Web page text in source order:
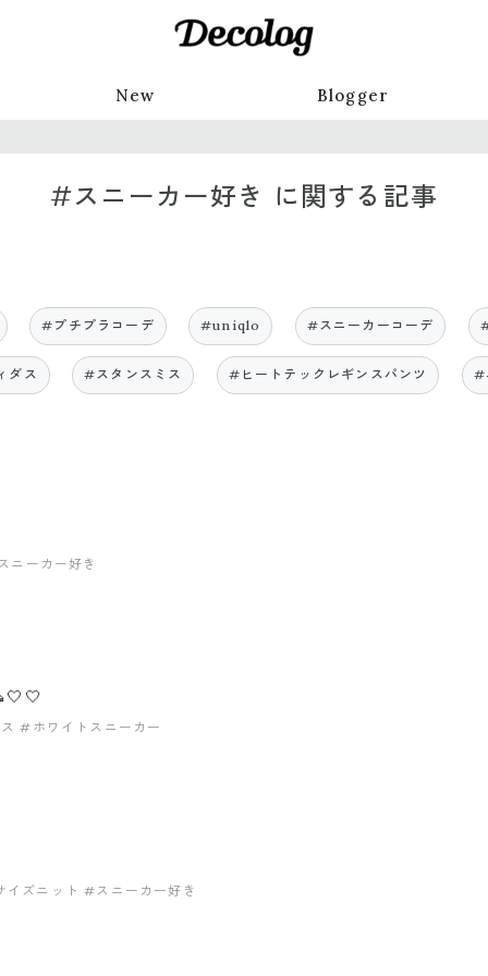
New Blogger
#スニーカー好き に関する記事
#プチプラコーデ #uniqlo #スニーカーコーデ
ダス #スタンスミス #ヒートテックレギンスパンツ #
ニーカー好き
#ホワイトスニーカー
イズニット #スニーカー好き